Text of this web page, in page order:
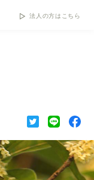
法人の方はこちら